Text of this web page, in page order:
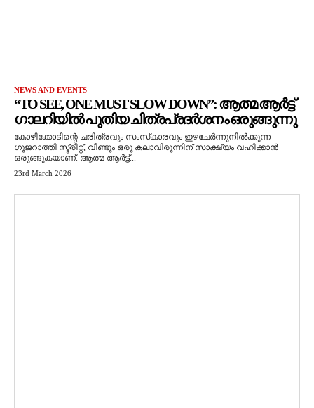
NEWS AND EVENTS
“TO SEE, ONE MUST SLOW DOWN”: ആത്മ ആർട്ട്
ഗാലറിയിൽ പുതിയ ചിത്രപ്രദർശനം ഒരുങ്ങുന്നു
കോഴിക്കോടിന്റെ ചരിത്രവും സംസ്‌കാരവും ഇഴചേർന്നുനിൽക്കുന്ന
ഗുജറാത്തി സ്ട്രീറ്റ്, വീണ്ടും ഒരു കലാവിരുന്നിന് സാക്ഷ്യം വഹിക്കാൻ
ഒരുങ്ങുകയാണ്. ആത്മ ആർട്ട്...
23rd March 2026